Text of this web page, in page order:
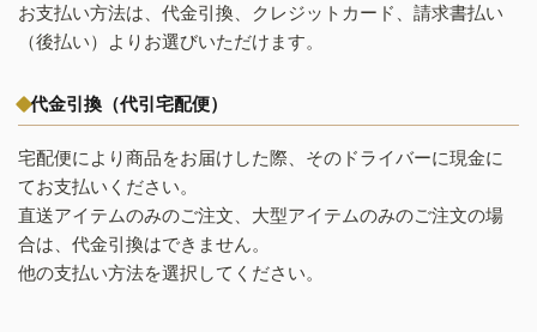
お支払い方法は、代金引換、クレジットカード、請求書払い
（後払い）よりお選びいただけます。
代金引換（代引宅配便）
宅配便により商品をお届けした際、そのドライバーに現金に
てお支払いください。
直送アイテムのみのご注文、大型アイテムのみのご注文の場
合は、代金引換はできません。
他の支払い方法を選択してください。